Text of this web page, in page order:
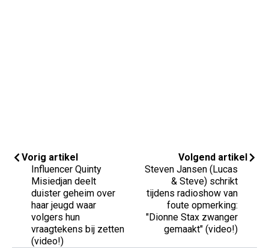
Vorig artikel
Influencer Quinty
Misiedjan deelt
duister geheim over
haar jeugd waar
volgers hun
vraagtekens bij zetten
(video!)
Volgend artikel
Steven Jansen (Lucas
& Steve) schrikt
tijdens radioshow van
foute opmerking:
"Dionne Stax zwanger
gemaakt" (video!)